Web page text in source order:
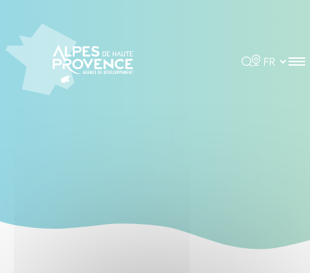
Rechercher
Choisir la